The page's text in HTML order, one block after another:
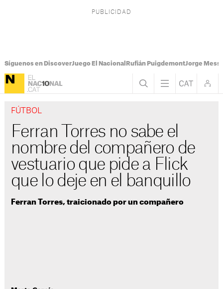
Síguenos en DiscoverJuego El Nacional Rufián PuigdemontJorge Messi
FÚTBOL
Ferran Torres no sabe el
nombre del compañero de
vestuario que pide a Flick
que lo deje en el banquillo
Ferran Torres, traicionado por un compañero